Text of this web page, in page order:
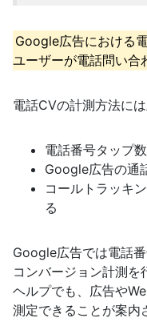
Google広告における
ユーザーが電話問い合
電話CVの計測方法に
電話番号タップ
Google広告の通
コールトラッキ
る
Google広告では電話
コンバージョン計測
ヘルプでも、広告や
測定できることが案内